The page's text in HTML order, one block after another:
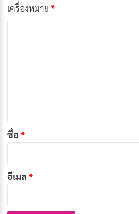
ประเภท: โรแมนติก, คอมเมดี้
ช่องทางการดู:Netflix
2. Love Summer รักตะลอ
เครื่องหมาย *
*
ชื่อ *
อีเมล *